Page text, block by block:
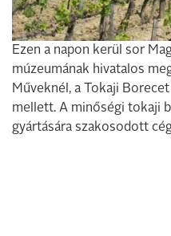
Ezen a napon kerül sor
múzeumának hivatalos
Műveknél, a Tokaji
mellett. A minőségi tokaji
gyártására szakosodott